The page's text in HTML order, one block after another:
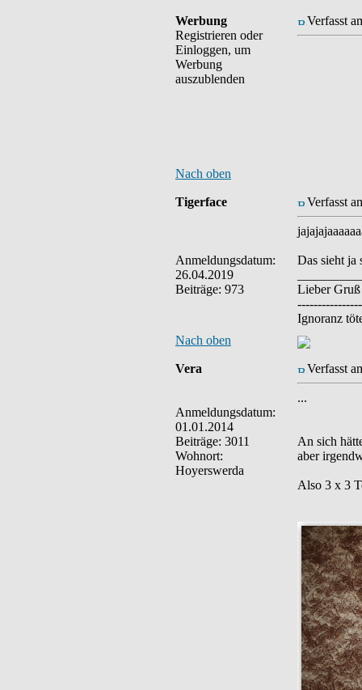
Werbung
Registrieren oder
Einloggen, um
Werbung
auszublenden
Verfasst
Nach oben
Tigerface
Anmeldungsdatum:
26.04.2019
Beiträge: 973
Verfasst
Das sieht ja
Lieber
Ignoranz
Nach oben
Vera
Anmeldungsdatum:
01.01.2014
Beiträge: 3011
Wohnort:
Hoyerswerda
Verfasst
...
An sich
aber
Also 3 x 3